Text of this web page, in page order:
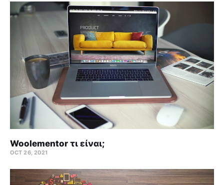
Woolementor τι είναι;
OCT 26, 2021